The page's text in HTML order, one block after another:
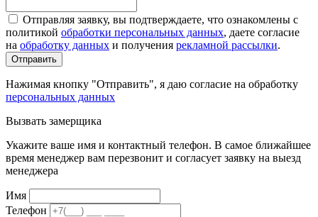
Отправляя заявку, вы подтверждаете, что ознакомлены с
политикой обработки персональных данных, даете согласие
на обработку данных и получения рекламной рассылки.
Отправить
Нажимая кнопку "Отправить", я даю согласие на обработку
персональных данных
Вызвать замерщика
Укажите ваше имя и контактный телефон. В самое ближайшее
время менеджер вам перезвонит и согласует заявку на выезд
менеджера
Имя
Телефон